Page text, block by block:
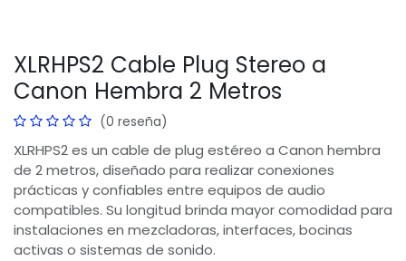
XLRHPS2 Cable Plug Stereo a
Canon Hembra 2 Metros
(0 reseña)
XLRHPS2 es un cable de plug estéreo a Canon hembra
de 2 metros, diseñado para realizar conexiones
prácticas y confiables entre equipos de audio
compatibles. Su longitud brinda mayor comodidad para
instalaciones en mezcladoras, interfaces, bocinas
activas o sistemas de sonido.